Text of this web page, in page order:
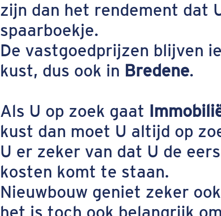
zijn dan het rendement dat
spaarboekje.
De vastgoedprijzen blijven
kust, dus ook in Bredene.
Als U op zoek gaat
kust dan moet U altijd op
U er zeker van dat U de
kosten komt te staan.
Nieuwbouw geniet zeker
het is toch ook belangrijk